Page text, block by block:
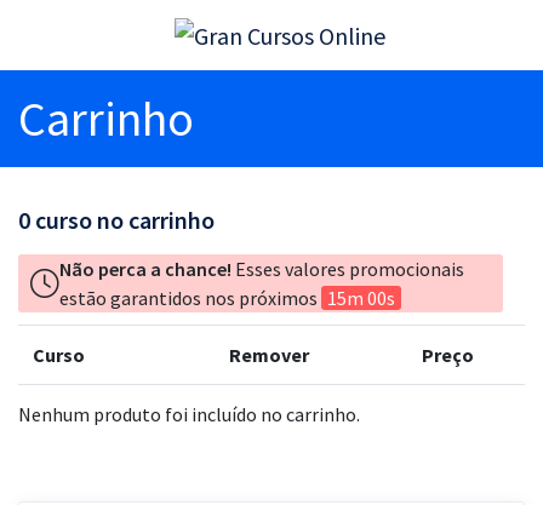
Carrinho
0 curso no carrinho
Não perca a chance! Esses valores promocionais
estão garantidos nos próximos 15m 00s
Curso Remover Preço
Nenhum produto foi incluído no carrinho.